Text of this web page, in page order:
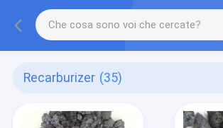
Recarburizer (35)